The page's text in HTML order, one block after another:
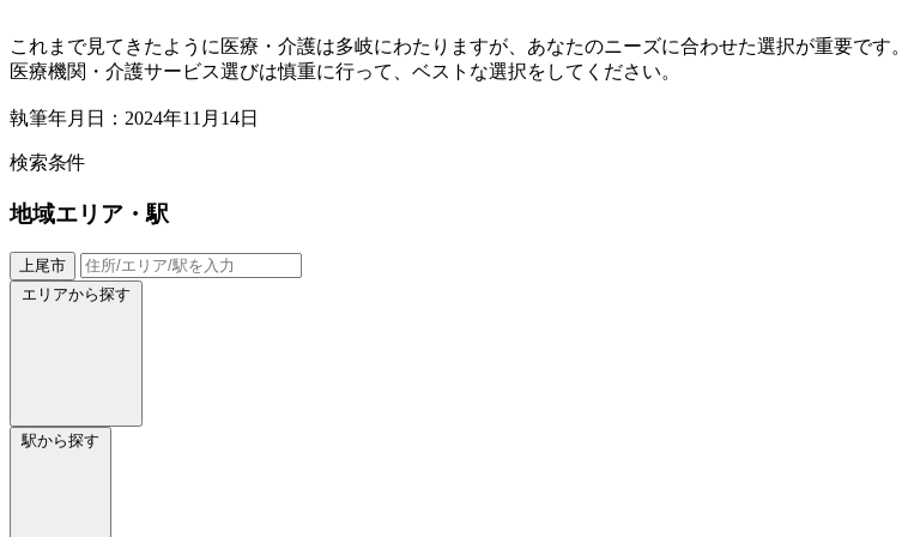
これまで見てきたように医療・介護は多岐にわたりますが、あなたのニーズに合わせた選択が重要です。
医療機関・介護サービス選びは慎重に行って、ベストな選択をしてください。
執筆年月日：2024年11月14日
検索条件
地域エリア・駅
上尾市
エリアから探す
駅から探す